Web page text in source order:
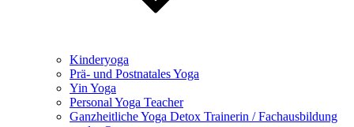
Kinderyoga
Prä- und Postnatales Yoga
Yin Yoga
Personal Yoga Teacher
Ganzheitliche Yoga Detox Trainerin / Fachausbildung